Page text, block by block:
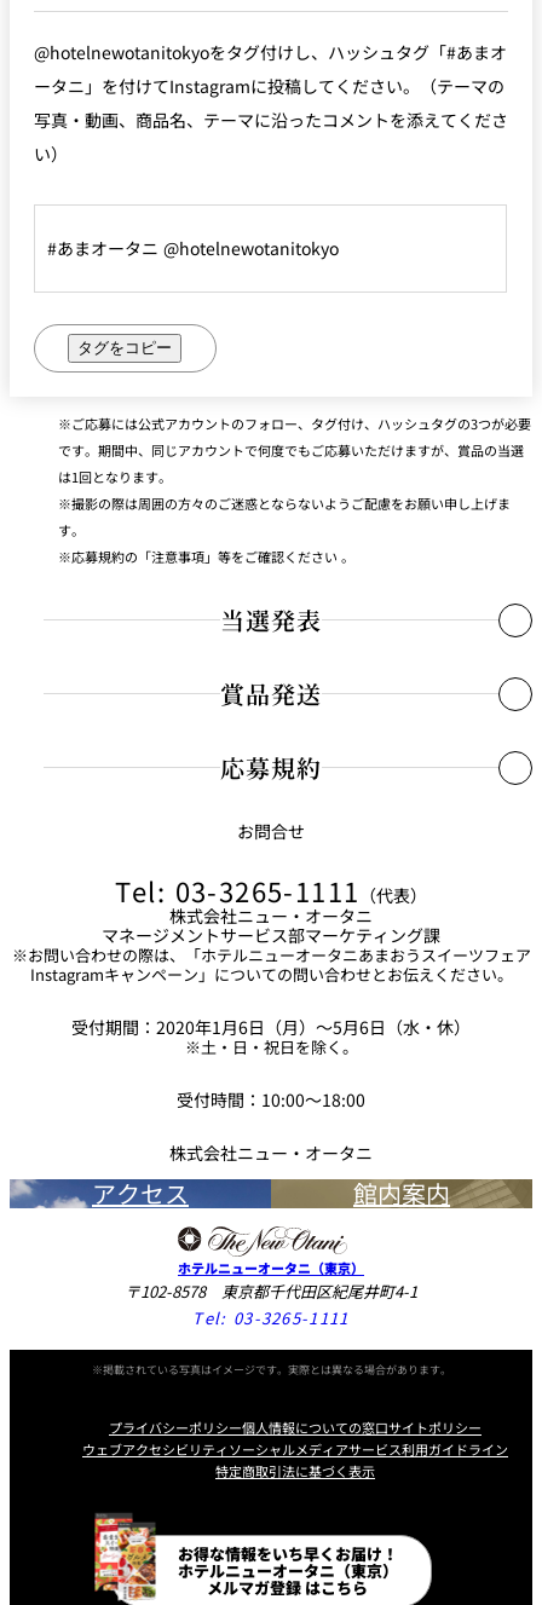
@hotelnewotanitokyoをタグ付けし、ハッシュタグ「#あまオ
ータニ」を付けてInstagramに投稿してください。（テーマの
写真・動画、商品名、テーマに沿ったコメントを添えてくださ
い）
#あまオータニ @hotelnewotanitokyo
タグをコピー
ご応募には公式アカウントのフォロー、タグ付け、ハッシュタグの3つが必要
です。期間中、同じアカウントで何度でもご応募いただけますが、賞品の当選
は1回となります。
撮影の際は周囲の方々のご迷惑とならないようご配慮をお願い申し上げま
す。
応募規約の「注意事項」等をご確認ください 。
当選発表
応募締め切り後抽選の上、2020年6月中旬に、ホテルニューオータニ
Instagramへダイレクトメッセージにてご連絡いたします。
記入内容に不備、誤り、虚偽等があった場合、応募・当選を無効とさせてい
ただく場合がございます。
当選発表は当選者の方のみにご連絡いたします。また、当選に関するお問い
合わせはお受けいたしませんのでご了承ください。
賞品発送
当選通知受信後、ご連絡先、商品お届け先等の必要事項を指定の方
無効とさせていただきますのでご注意ください。
発送時期は、2020年6月上旬頃を予定しておりますが、都合により、賞品内
容、発送スケジュール等が変更になる場合もございます。予めご了承くださ
配送日時・配送方法・配送業者ならびに賞品の有効期限の指定はできませ
応募規約
「ホテルニューオータニあまおうスイーツフェ
Instagram キャンペーン」応募規約
る「ホテルニューオータニあまおうスイーツフェアInstagramキャン
ては、以下の規約内容（以下、「本規約」といいます）を確認いた
だき、同意いただいた上で応募ください。なお、お客様が本キャン
ペーンに応募された時点で本規約に同意したものとみなします。
■応募に関して■
日本国在住者（登録住所が日本国内）の方に限ります。
Instagramアカウント「@hotelnewotanitokyo」をフォロー
してご応募ください。フォローをはずされた場合、抽選の対象
アカウント非公開、@hotelnewotanitokyoのタグ付けとハッ
シュタグ「#あまオータニ」がついていない投稿は、応募対象
外となります。
お問合せ
Tel: 03-3265-1111 （代表）
株式会社ニュー・オータニ
マネージメントサービス部マーケティング課
※お問い合わせの際は、「ホテルニューオータニあまおうスイーツフェア
Instagramキャンペーン」についての問い合わせとお伝えください。
受付期間：2020年1月6日（月）～5月6日（水・休）
※土・日・祝日を除く。
受付時間：10:00～18:00
株式会社ニュー・オータニ
アクセス 館内案内
ホテルニューオータニ（東京）
〒102-8578 東京都千代田区紀尾井町4-1
Tel: 03-3265-1111
※掲載されている写真はイメージです。実際とは異なる場合があります。
プライバシーポリシー個人情報についての窓口サイトポリシー
ウェブアクセシビリティソーシャルメディアサービス利用ガイドライン
特定商取引法に基づく表示
お得な情報をいち早くお届け！
ホテルニューオータニ（東京）
メルマガ登録 はこちら